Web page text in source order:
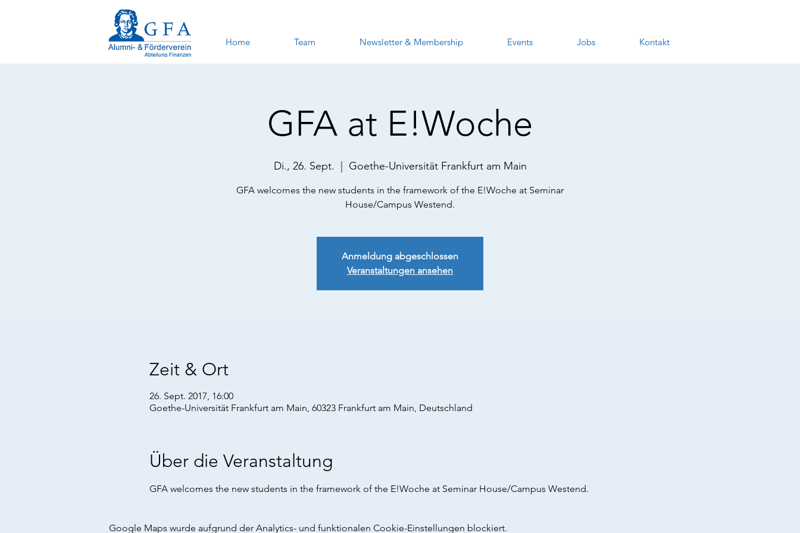
Home Team Newsletter & Membership Events Jobs Kontakt
GFA at E!Woche
Di., 26. Sept. Goethe-Universität Frankfurt am Main
GFA welcomes the new students in the framework of the E!Woche at Seminar
House/Campus Westend.
Anmeldung abgeschlossen
Veranstaltungen ansehen
Zeit & Ort
26. Sept. 2017, 16:00
Goethe-Universität Frankfurt am Main, 60323 Frankfurt am Main, Deutschland
Über die Veranstaltung
GFA welcomes the new students in the framework of the E!Woche at Seminar House/Campus Westend.
Google Maps wurde aufgrund der Analytics- und funktionalen Cookie-Einstellungen blockiert.